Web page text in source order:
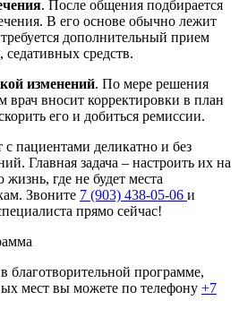
. После общения подбирается
В его основе обычно лежит
дополнительный прием
средств.
изменений. По мере решения
врач вносит корректировки в план
его и добиться ремиссии.
пациентами деликатно и без
Главная задача – настроить их на
где не будет места
Звоните 7 (903) 438-05-06 и
прямо сейчас!
благотворительной программе,
мест вы можете по телефону +7